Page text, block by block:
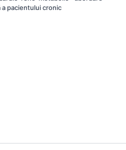
a pacientului cronic